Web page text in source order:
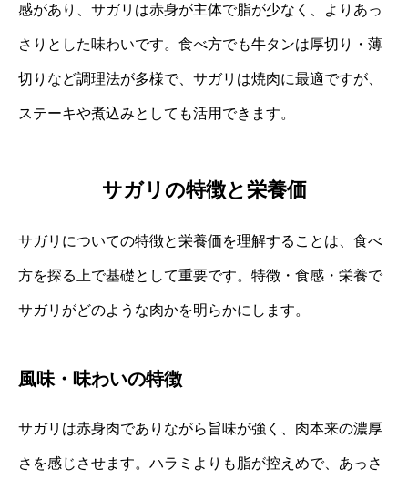
感があり、サガリは赤身が主体で脂が少なく、よりあっ
さりとした味わいです。食べ方でも牛タンは厚切り・薄
切りなど調理法が多様で、サガリは焼肉に最適ですが、
ステーキや煮込みとしても活用できます。
サガリの特徴と栄養価
サガリについての特徴と栄養価を理解することは、食べ
方を探る上で基礎として重要です。特徴・食感・栄養で
サガリがどのような肉かを明らかにします。
風味・味わいの特徴
サガリは赤身肉でありながら旨味が強く、肉本来の濃厚
さを感じさせます。ハラミよりも脂が控えめで、あっさ